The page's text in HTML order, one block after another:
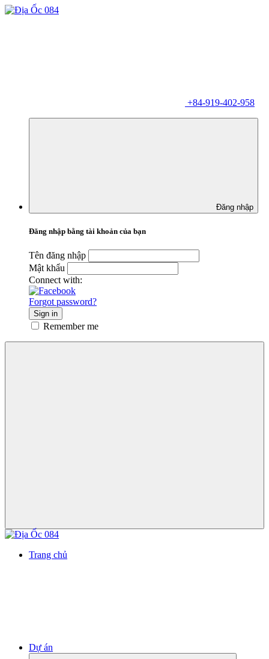
+84-919-402-958
Đăng nhập
Đăng nhập bằng tài khoản của bạn
Tên đăng nhập
Mật khẩu
Connect with:
Forgot password?
Sign in
Remember me
Trang chủ
Dự án